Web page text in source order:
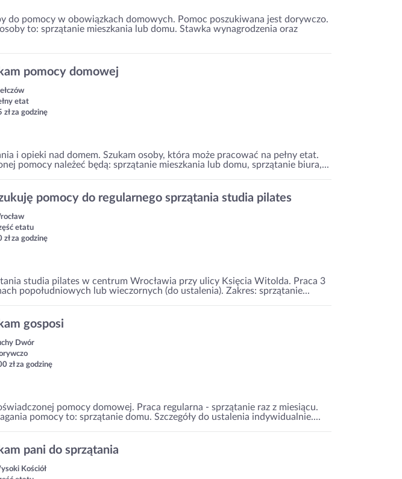
do pomocy w obowiązkach domowych. Pomoc poszukiwana jest dorywczo.
to: sprzątanie mieszkania lub domu. Stawka wynagrodzenia oraz
pomocy domowej
etat
zł za godzinę
i opieki nad domem. Szukam osoby, która może pracować na pełny etat.
pomocy należeć będą: sprzątanie mieszkania lub domu, sprzątanie biura,...
pomocy do regularnego sprzątania studia pilates
etatu
zł za godzinę
studia pilates w centrum Wrocławia przy ulicy Księcia Witolda. Praca 3
popołudniowych lub wieczornych (do ustalenia). Zakres: sprzątanie...
gosposi
Dwór
zł za godzinę
pomocy domowej. Praca regularna - sprzątanie raz z miesiącu.
pomocy to: sprzątanie domu. Szczegóły do ustalenia indywidualnie....
pani do sprzątania
Kościół